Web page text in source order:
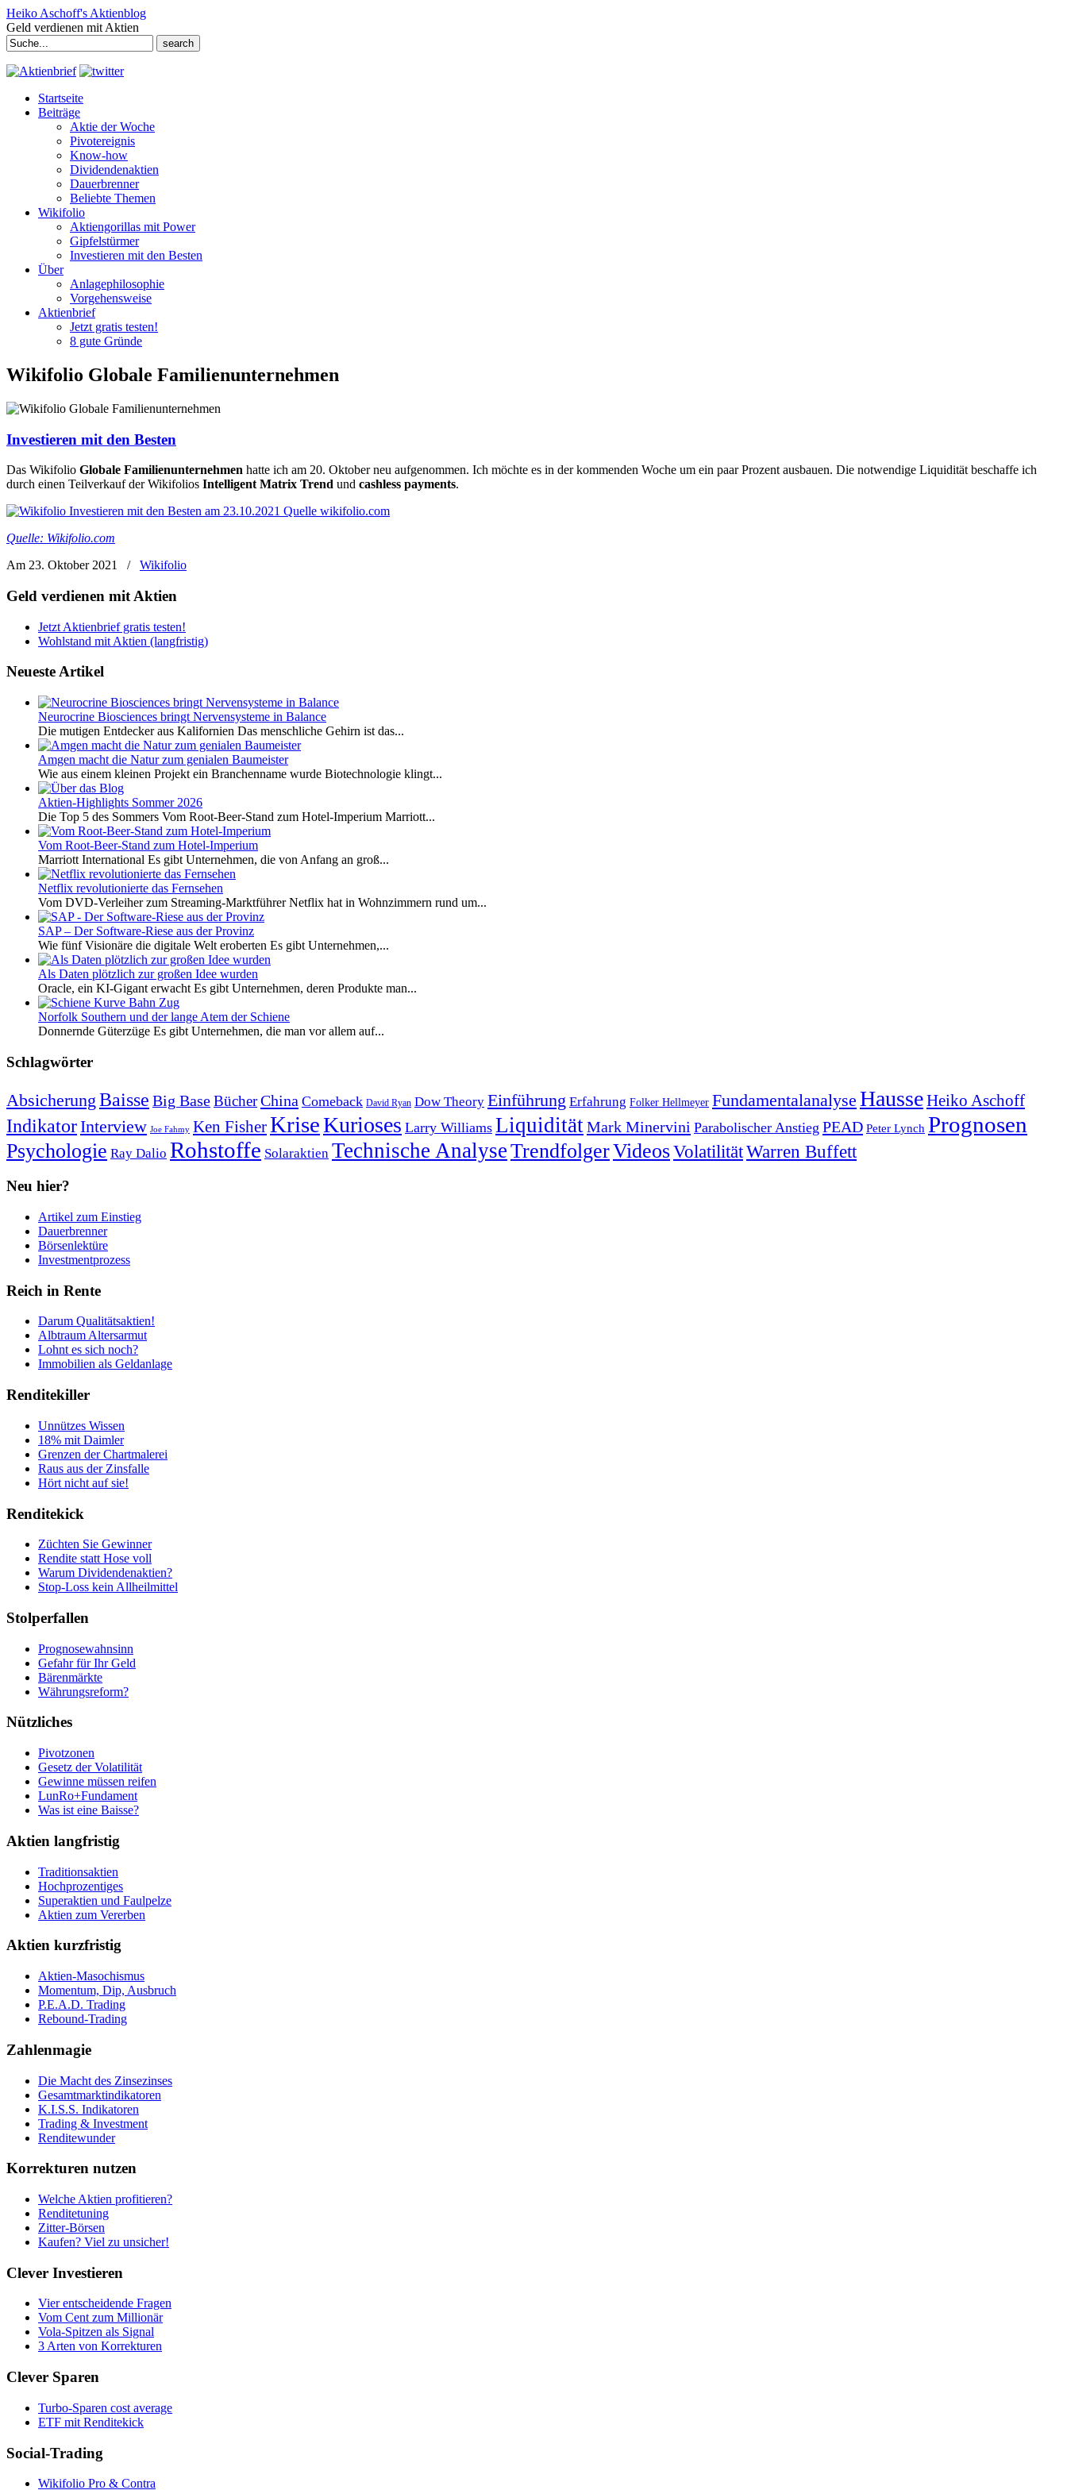
Heiko Aschoff's Aktienblog
Geld verdienen mit Aktien
Search
for:
Startseite
Beiträge
Aktie der Woche
Pivotereignis
Know-how
Dividendenaktien
Dauerbrenner
Beliebte Themen
Wikifolio
Aktiengorillas mit Power
Gipfelstürmer
Investieren mit den Besten
Über
Anlagephilosophie
Vorgehensweise
Aktienbrief
Jetzt gratis testen!
8 gute Gründe
Wikifolio Globale Familienunternehmen
Investieren mit den Besten
Das Wikifolio Globale Familienunternehmen hatte ich am 20. Oktober neu aufgenommen. Ich möchte es in der kommenden Woche um ein paar Prozent ausbauen. Die notwendige Liquidität beschaffe ich
durch einen Teilverkauf der Wikifolios Intelligent Matrix Trend und cashless payments.
Quelle: Wikifolio.com
Am 23. Oktober 2021
/ Wikifolio
Geld verdienen mit Aktien
Jetzt Aktienbrief gratis testen!
Wohlstand mit Aktien (langfristig)
Neueste Artikel
Neurocrine Biosciences bringt Nervensysteme in Balance
Die mutigen Entdecker aus Kalifornien Das menschliche Gehirn ist das...
Amgen macht die Natur zum genialen Baumeister
Wie aus einem kleinen Projekt ein Branchenname wurde Biotechnologie klingt...
Aktien-Highlights Sommer 2026
Die Top 5 des Sommers Vom Root-Beer-Stand zum Hotel-Imperium Marriott...
Vom Root-Beer-Stand zum Hotel-Imperium
Marriott International Es gibt Unternehmen, die von Anfang an groß...
Netflix revolutionierte das Fernsehen
Vom DVD-Verleiher zum Streaming-Marktführer Netflix hat in Wohnzimmern rund um...
SAP – Der Software-Riese aus der Provinz
Wie fünf Visionäre die digitale Welt eroberten Es gibt Unternehmen,...
Als Daten plötzlich zur großen Idee wurden
Oracle, ein KI-Gigant erwacht Es gibt Unternehmen, deren Produkte man...
Norfolk Southern und der lange Atem der Schiene
Donnernde Güterzüge Es gibt Unternehmen, die man vor allem auf...
Schlagwörter
Absicherung Baisse Big BaseBücherChina Comeback David Ryan Dow Theory Einführung Erfahrung Folker Hellmeyer Fundamentalanalyse HausseHeiko Aschoff
IndikatorInterview Joe Fahmy Ken FisherKriseKurioses Larry Williams LiquiditätMark Minervini Parabolischer Anstieg PEAD Peter Lynch Prognosen
Psychologie Ray Dalio Rohstoffe Solaraktien Technische AnalyseTrendfolgerVideosVolatilitätWarren Buffett
Neu hier?
Artikel zum Einstieg
Dauerbrenner
Börsenlektüre
Investmentprozess
Reich in Rente
Darum Qualitätsaktien!
Albtraum Altersarmut
Lohnt es sich noch?
Immobilien als Geldanlage
Renditekiller
Unnützes Wissen
18% mit Daimler
Grenzen der Chartmalerei
Raus aus der Zinsfalle
Hört nicht auf sie!
Renditekick
Züchten Sie Gewinner
Rendite statt Hose voll
Warum Dividendenaktien?
Stop-Loss kein Allheilmittel
Stolperfallen
Prognosewahnsinn
Gefahr für Ihr Geld
Bärenmärkte
Währungsreform?
Nützliches
Pivotzonen
Gesetz der Volatilität
Gewinne müssen reifen
LunRo+Fundament
Was ist eine Baisse?
Aktien langfristig
Traditionsaktien
Hochprozentiges
Superaktien und Faulpelze
Aktien zum Vererben
Aktien kurzfristig
Aktien-Masochismus
Momentum, Dip, Ausbruch
P.E.A.D. Trading
Rebound-Trading
Zahlenmagie
Die Macht des Zinsezinses
Gesamtmarktindikatoren
K.I.S.S. Indikatoren
Trading & Investment
Renditewunder
Korrekturen nutzen
Welche Aktien profitieren?
Renditetuning
Zitter-Börsen
Kaufen? Viel zu unsicher!
Clever Investieren
Vier entscheidende Fragen
Vom Cent zum Millionär
Vola-Spitzen als Signal
3 Arten von Korrekturen
Clever Sparen
Turbo-Sparen cost average
ETF mit Renditekick
Social-Trading
Wikifolio Pro & Contra